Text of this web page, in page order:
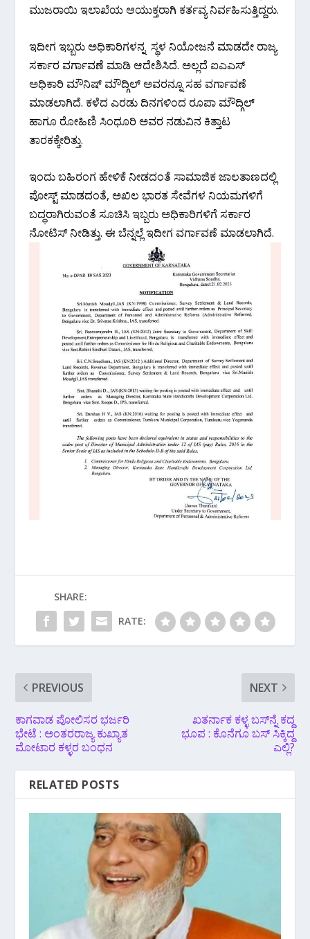
ಮುಜರಾಯಿ ಇಲಾಖೆಯ ಆಯುಕ್ತರಾಗಿ ಕರ್ತವ್ಯ ನಿರ್ವಹಿಸುತ್ತಿದ್ದರು.
ಇದೀಗ ಇಬ್ಬರು ಅಧಿಕಾರಿಗಳನ್ನ ಸ್ಥಳ ನಿಯೋಜನೆ ಮಾಡದೇ ರಾಜ್ಯ
ಸರ್ಕಾರ ವರ್ಗಾವಣೆ ಮಾಡಿ ಆದೇಶಿಸಿದೆ. ಅಲ್ಲದೆ ಐಎಎಸ್
ಅಧಿಕಾರಿ ಮೌನಿಷ್ ಮೌದ್ಗಿಲ್ ಅವರನ್ನೂ ಸಹ ವರ್ಗಾವಣೆ
ಮಾಡಲಾಗಿದೆ. ಕಳೆದ ಎರಡು ದಿನಗಳಿಂದ ರೂಪಾ ಮೌದ್ಗಿಲ್
ಹಾಗೂ ರೋಹಿಣಿ ಸಿಂಧೂರಿ ಅವರ ನಡುವಿನ ಕಿತ್ತಾಟ
ತಾರಕಕ್ಕೇರಿತ್ತು.
ಇಂದು ಬಹಿರಂಗ ಹೇಳಿಕೆ ನೀಡದಂತೆ ಸಾಮಾಜಿಕ ಜಾಲತಾಣದಲ್ಲಿ
ಪೋಸ್ಟ್ ಮಾಡದಂತೆ, ಅಖಿಲ ಭಾರತ ಸೇವೆಗಳ ನಿಯಮಗಳಿಗೆ
ಬದ್ಧರಾಗಿರುವಂತೆ ಸೂಚಿಸಿ ಇಬ್ಬರು ಅಧಿಕಾರಿಗಳಿಗೆ ಸರ್ಕಾರ
ನೋಟಿಸ್ ನೀಡಿತ್ತು. ಈ ಬೆನ್ನಲ್ಲೆ ಇದೀಗ ವರ್ಗಾವಣೆ ಮಾಡಲಾಗಿದೆ.
SHARE:
RATE:
PREVIOUS
ಕಾಗವಾಡ ಪೋಲಿಸರ ಭರ್ಜರಿ
ಭೇಟೆ : ಅಂತರರಾಜ್ಯ ಕುಖ್ಯಾತ
ಮೋಟಾರ ಕಳ್ಳರ ಬಂಧನ
NEXT
ಖತರ್ನಾಕ ಕಳ್ಳ ಬಸ್‌ನ್ನೆ ಕದ್ದ
ಭೂಪ : ಕೊನೆಗೂ ಬಸ್ ಸಿಕ್ಕಿದ್ದ
ಎಲ್ಲಿ?
RELATED POSTS